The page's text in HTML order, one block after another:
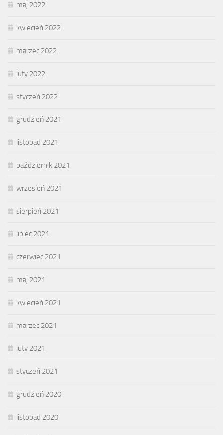
maj 2022
kwiecień 2022
marzec 2022
luty 2022
styczeń 2022
grudzień 2021
listopad 2021
październik 2021
wrzesień 2021
sierpień 2021
lipiec 2021
czerwiec 2021
maj 2021
kwiecień 2021
marzec 2021
luty 2021
styczeń 2021
grudzień 2020
listopad 2020